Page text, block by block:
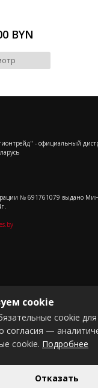
BYN
- официальный
№ 691761079 выдано
файлах
cookie
cookie
согласия —
cookie. Подробнее
Отказать